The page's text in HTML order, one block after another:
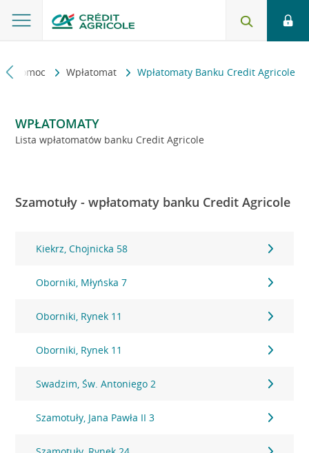
i pomoc Wpłatomat Wpłatomaty Banku Credit Agricole
WPŁATOMATY
Lista wpłatomatów banku Credit Agricole
Szamotuły - wpłatomaty banku Credit Agricole
Kiekrz, Chojnicka 58
Oborniki, Młyńska 7
Oborniki, Rynek 11
Oborniki, Rynek 11
Swadzim, Św. Antoniego 2
Szamotuły, Jana Pawła II 3